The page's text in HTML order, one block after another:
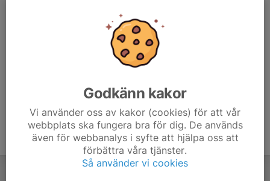
Godkänn kakor
Vi använder oss av kakor (cookies) för att vår
webbplats ska fungera bra för dig. De används
även för webbanalys i syfte att hjälpa oss att
förbättra våra tjänster.
Så använder vi cookies